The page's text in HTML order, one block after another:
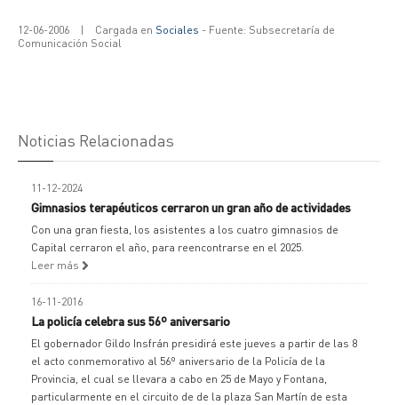
12-06-2006 | Cargada en Sociales - Fuente: Subsecretaría de
Comunicación Social
Noticias Relacionadas
11-12-2024
Gimnasios terapéuticos cerraron un gran año de actividades
Con una gran fiesta, los asistentes a los cuatro gimnasios de
Capital cerraron el año, para reencontrarse en el 2025.
Leer más
16-11-2016
La policía celebra sus 56º aniversario
El gobernador Gildo Insfrán presidirá este jueves a partir de las 8
el acto conmemorativo al 56º aniversario de la Policía de la
Provincia, el cual se llevara a cabo en 25 de Mayo y Fontana,
particularmente en el circuito de de la plaza San Martín de esta